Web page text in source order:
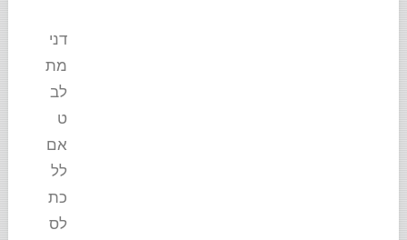
דני
מת
לב
ט
אם
לל
כת
לס